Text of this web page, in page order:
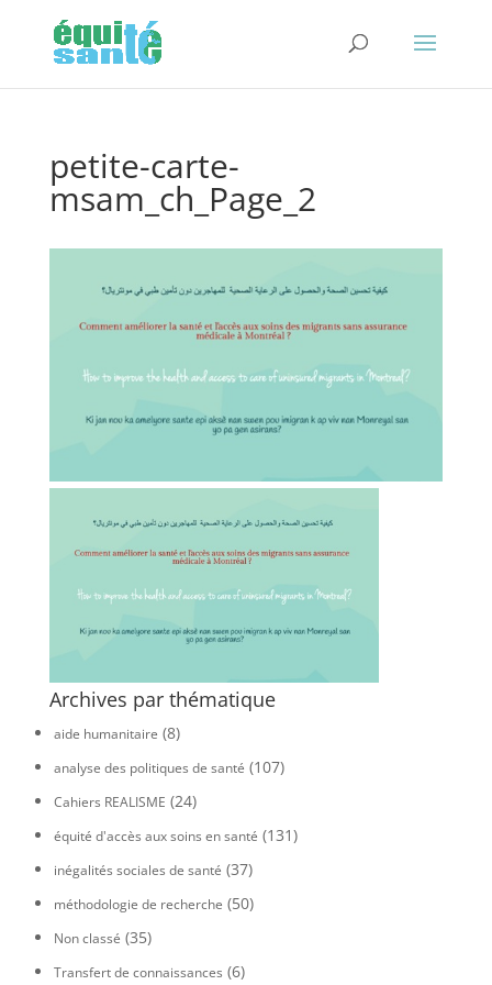
petite-carte-
msam_ch_Page_2
Archives par thématique
aide humanitaire (8)
analyse des politiques de santé (107)
Cahiers REALISME (24)
équité d'accès aux soins en santé (131)
inégalités sociales de santé (37)
méthodologie de recherche (50)
Non classé (35)
Transfert de connaissances (6)